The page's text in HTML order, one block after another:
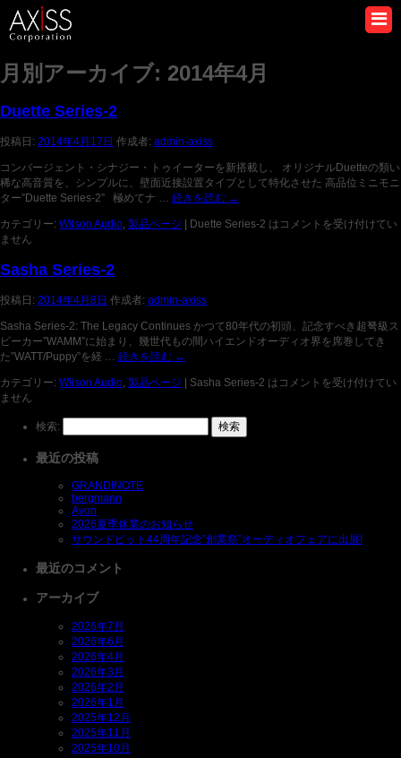
月別アーカイブ: 2014年4月
Duette Series-2
投稿日: 2014年4月17日 作成者: admin-axiss
コンバージェント・シナジー・トゥイーターを新搭載し、 オリジナルDuetteの類い
稀な高音質を、シンプルに、壁面近接設置タイプとして特化させた 高品位ミニモニ
ター”Duette Series-2” 極めてナ … 続きを読む →
カテゴリー: Wilson Audio, 製品ページ Duette Series-2 は コメントを受け付けてい
ません
Sasha Series-2
投稿日: 2014年4月8日 作成者: admin-axiss
Sasha Series-2: The Legacy Continues かつて80年代の初頭、記念すべき超弩級ス
ピーカー”WAMM”に始まり、幾世代もの間ハイエンドオーディオ界を席巻してき
た”WATT/Puppy”を経 … 続きを読む →
カテゴリー: Wilson Audio, 製品ページ Sasha Series-2 は コメントを受け付けてい
ません
検索:
最近の投稿
GRANDINOTE
bergmann
Ayon
2026夏季休業のお知らせ
サウンドピット44周年記念”創業祭”オーディオフェアに出展!
最近のコメント
アーカイブ
2026年7月
2026年6月
2026年4月
2026年3月
2026年2月
2026年1月
2025年12月
2025年11月
2025年10月